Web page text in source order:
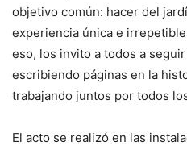
objetivo común: hacer del
experiencia única e
eso, los invito a todos a
escribiendo páginas en la
trabajando juntos por todos
El acto se realizó en las